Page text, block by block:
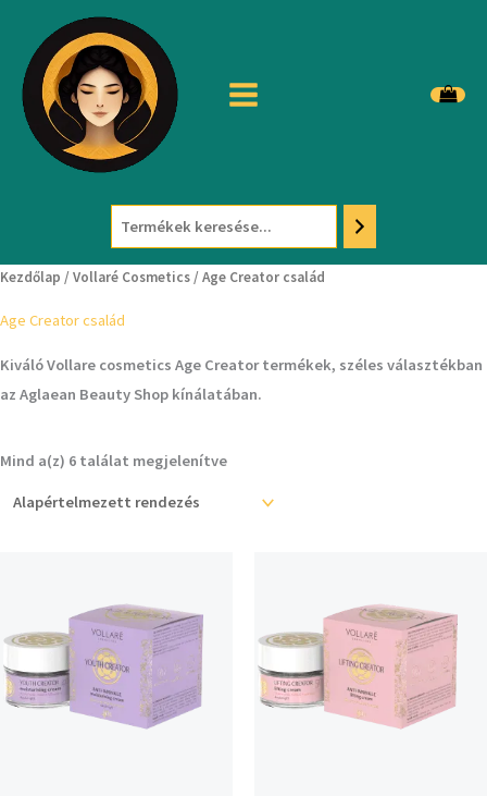
content
Kezdőlap /Vollaré Cosmetics/ Age Creator család
Age Creator család
Kiváló Vollare cosmetics Age Creator termékek, széles választékban
az Aglaean Beauty Shop kínálatában.
Mind a(z) 6 találat megjelenítve